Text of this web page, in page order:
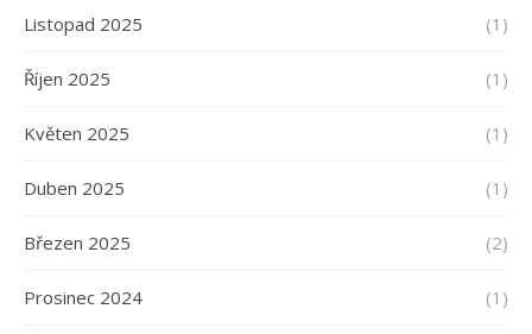
Listopad 2025 (1)
Říjen 2025 (1)
Květen 2025 (1)
Duben 2025 (1)
Březen 2025 (2)
Prosinec 2024 (1)